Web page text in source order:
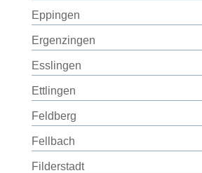
Eppingen
Ergenzingen
Esslingen
Ettlingen
Feldberg
Fellbach
Filderstadt